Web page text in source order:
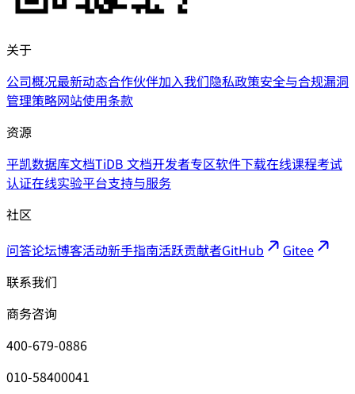
关于
公司概况最新动态合作伙伴加入我们隐私政策安全与合规漏洞
管理策略网站使用条款
资源
平凯数据库文档TiDB 文档开发者专区软件下载在线课程考试
认证在线实验平台支持与服务
社区
问答论坛博客活动新手指南活跃贡献者GitHub
Gitee
联系我们
商务咨询
400-679-0886
010-58400041